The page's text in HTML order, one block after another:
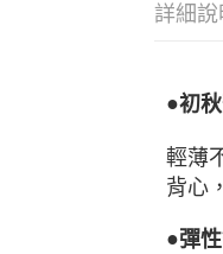
詳細說
●初
輕薄
背心
●彈